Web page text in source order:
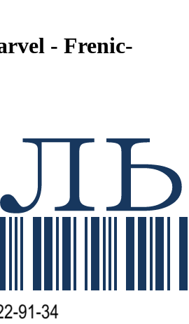
- Frenic-